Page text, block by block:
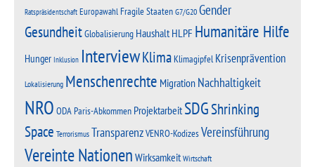
Ratspräsidentschaft EuropawahlFragile StaatenG7/G20Gender
GesundheitGlobalisierung HaushaltHLPF Humanitäre Hilfe
Hunger Inklusion InterviewKlimaKlimagipfel Krisenprävention
Lokalisierung Menschenrechte Migration Nachhaltigkeit
NRO ODAParis-Abkommen ProjektarbeitSDGShrinking
Space TerrorismusTransparenzVENRO-KodizesVereinsführung
Vereinte Nationen Wirksamkeit Wirtschaft